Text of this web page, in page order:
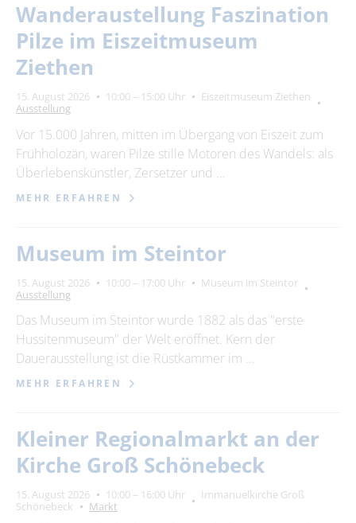
Wanderaustellung Faszination
Pilze im Eiszeitmuseum
Ziethen
15. August 2026 10:00 – 15:00 Uhr
Eiszeitmuseum Ziethen
Ausstellung
Vor 15.000 Jahren, mitten im Übergang von Eiszeit zum
Frühholozän, waren Pilze stille Motoren des Wandels: als
Überlebenskünstler, Zersetzer und …
MEHR ERFAHREN
Museum im Steintor
15. August 2026 10:00 – 17:00 Uhr
Museum im Steintor
Ausstellung
Das Museum im Steintor wurde 1882 als das "erste
Hussitenmuseum" der Welt eröffnet. Kern der
Dauerausstellung ist die Rüstkammer im …
MEHR ERFAHREN
Kleiner Regionalmarkt an der
Kirche Groß Schönebeck
15. August 2026 10:00 – 16:00 Uhr
Immanuelkirche Groß
Schönebeck
Markt